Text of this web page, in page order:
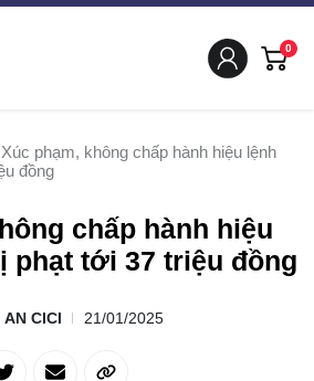
0
Xúc phạm, không chấp hành hiệu lệnh
đồng
chấp hành hiệu
phạt tới 37 triệu đồng
AN CICI 21/01/2025